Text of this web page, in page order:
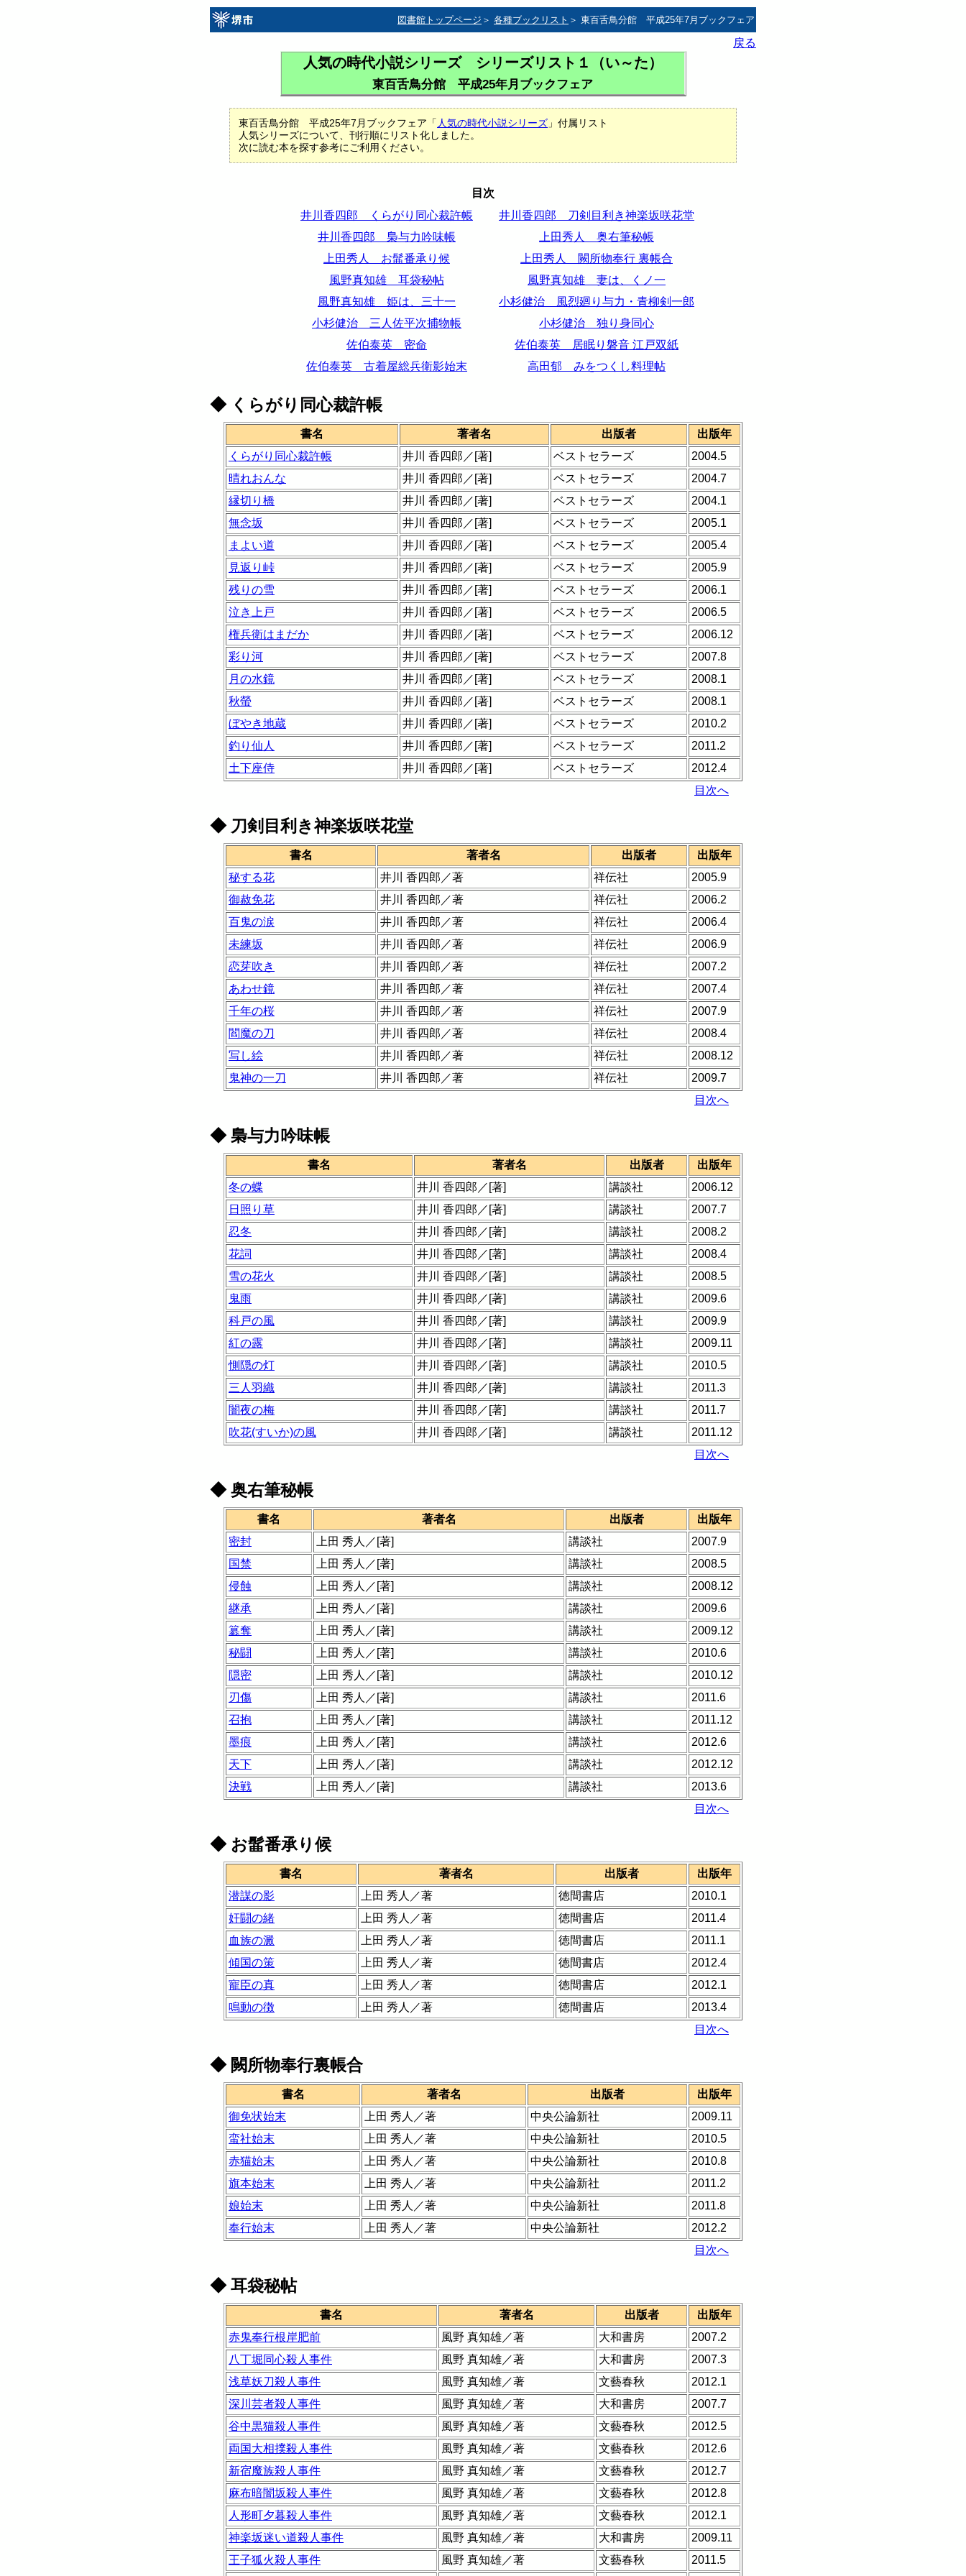
図書館トップページ ＞ 各種ブックリスト ＞ 東百舌鳥分館 平成25年7月ブックフェア
戻る
人気の時代小説シリーズ シリーズリスト１（い～た）
東百舌鳥分館 平成25年月ブックフェア
東百舌鳥分館 平成25年7月ブックフェア「 人気の時代小説シリーズ 」付属リスト
人気シリーズについて、刊行順にリスト化しました。
次に読む本を探す参考にご利用ください。
目次
井川香四郎 くらがり同心裁許帳
井川香四郎 刀剣目利き神楽坂咲花堂
井川香四郎 梟与力吟味帳
上田秀人 奥右筆秘帳
上田秀人 お髷番承り候
上田秀人 闕所物奉行 裏帳合
風野真知雄 耳袋秘帖
風野真知雄 妻は、くノ一
風野真知雄 姫は、三十一
小杉健治 風烈廻り与力・青柳剣一郎
小杉健治 三人佐平次捕物帳
小杉健治 独り身同心
佐伯泰英 密命
佐伯泰英 居眠り磐音 江戸双紙
佐伯泰英 古着屋総兵衛影始末
高田郁 みをつくし料理帖
◆ くらがり同心裁許帳
書名 著者名 出版者
出版年
くらがり同心裁許帳
井川 香四郎／[著] ベストセラーズ
2004.5
晴れおんな
井川 香四郎／[著] ベストセラーズ
2004.7
縁切り橋
井川 香四郎／[著] ベストセラーズ
2004.1
無念坂
井川 香四郎／[著] ベストセラーズ
2005.1
まよい道
井川 香四郎／[著] ベストセラーズ
2005.4
見返り峠
井川 香四郎／[著] ベストセラーズ
2005.9
残りの雪
井川 香四郎／[著] ベストセラーズ
2006.1
泣き上戸
井川 香四郎／[著] ベストセラーズ
2006.5
権兵衛はまだか
井川 香四郎／[著] ベストセラーズ
2006.12
彩り河
井川 香四郎／[著] ベストセラーズ
2007.8
月の水鏡
井川 香四郎／[著] ベストセラーズ
2008.1
秋螢
井川 香四郎／[著] ベストセラーズ
2008.1
ぼやき地蔵
井川 香四郎／[著] ベストセラーズ
2010.2
釣り仙人
井川 香四郎／[著] ベストセラーズ
2011.2
土下座侍
井川 香四郎／[著] ベストセラーズ
2012.4
目次へ
◆ 刀剣目利き神楽坂咲花堂
書名 著者名 出版者
出版年
秘する花
井川 香四郎／著 祥伝社
2005.9
御赦免花
井川 香四郎／著 祥伝社
2006.2
百鬼の涙
井川 香四郎／著 祥伝社
2006.4
未練坂
井川 香四郎／著 祥伝社
2006.9
恋芽吹き
井川 香四郎／著 祥伝社
2007.2
あわせ鏡
井川 香四郎／著 祥伝社
2007.4
千年の桜
井川 香四郎／著 祥伝社
2007.9
閻魔の刀
井川 香四郎／著 祥伝社
2008.4
写し絵
井川 香四郎／著 祥伝社
2008.12
鬼神の一刀
井川 香四郎／著 祥伝社
2009.7
目次へ
◆ 梟与力吟味帳
書名 著者名 出版者
出版年
冬の蝶
井川 香四郎／[著] 講談社
2006.12
日照り草
井川 香四郎／[著] 講談社
2007.7
忍冬
井川 香四郎／[著] 講談社
2008.2
花詞
井川 香四郎／[著] 講談社
2008.4
雪の花火
井川 香四郎／[著] 講談社
2008.5
鬼雨
井川 香四郎／[著] 講談社
2009.6
科戸の風
井川 香四郎／[著] 講談社
2009.9
紅の露
井川 香四郎／[著] 講談社
2009.11
惻隠の灯
井川 香四郎／[著] 講談社
2010.5
三人羽織
井川 香四郎／[著] 講談社
2011.3
闇夜の梅
井川 香四郎／[著] 講談社
2011.7
吹花(すいか)の風
井川 香四郎／[著] 講談社
2011.12
目次へ
◆奥右筆秘帳
書名 著者名 出版者
出版年
密封
上田 秀人／[著] 講談社
2007.9
国禁
上田 秀人／[著] 講談社
2008.5
侵蝕
上田 秀人／[著] 講談社
2008.12
継承
上田 秀人／[著] 講談社
2009.6
簒奪
上田 秀人／[著] 講談社
2009.12
秘闘
上田 秀人／[著] 講談社
2010.6
隠密
上田 秀人／[著] 講談社
2010.12
刃傷
上田 秀人／[著] 講談社
2011.6
召抱
上田 秀人／[著] 講談社
2011.12
墨痕
上田 秀人／[著] 講談社
2012.6
天下
上田 秀人／[著] 講談社
2012.12
決戦
上田 秀人／[著] 講談社
2013.6
目次へ
◆ お髷番承り候
書名 著者名 出版者
出版年
潜謀の影
上田 秀人／著 徳間書店
2010.1
奸闘の緒
上田 秀人／著 徳間書店
2011.4
血族の澱
上田 秀人／著 徳間書店
2011.1
傾国の策
上田 秀人／著 徳間書店
2012.4
寵臣の真
上田 秀人／著 徳間書店
2012.1
鳴動の徴
上田 秀人／著 徳間書店
2013.4
目次へ
◆ 闕所物奉行裏帳合
書名 著者名 出版者
出版年
御免状始末
上田 秀人／著 中央公論新社
2009.11
蛮社始末
上田 秀人／著 中央公論新社
2010.5
赤猫始末
上田 秀人／著 中央公論新社
2010.8
旗本始末
上田 秀人／著 中央公論新社
2011.2
娘始末
上田 秀人／著 中央公論新社
2011.8
奉行始末
上田 秀人／著 中央公論新社
2012.2
目次へ
◆耳袋秘帖
書名 著者名 出版者
出版年
赤鬼奉行根岸肥前
風野 真知雄／著 大和書房
2007.2
八丁堀同心殺人事件
風野 真知雄／著 大和書房
2007.3
浅草妖刀殺人事件
風野 真知雄／著 文藝春秋
2012.1
深川芸者殺人事件
風野 真知雄／著 大和書房
2007.7
谷中黒猫殺人事件
風野 真知雄／著 文藝春秋
2012.5
両国大相撲殺人事件
風野 真知雄／著 文藝春秋
2012.6
新宿魔族殺人事件
風野 真知雄／著 文藝春秋
2012.7
麻布暗闇坂殺人事件
風野 真知雄／著 文藝春秋
2012.8
人形町夕暮殺人事件
風野 真知雄／著 文藝春秋
2012.1
神楽坂迷い道殺人事件
風野 真知雄／著 大和書房
2009.11
王子狐火殺人事件
風野 真知雄／著 文藝春秋 2011.5